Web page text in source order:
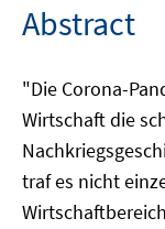
Abstract
"Die Corona-
Wirtschaft die
traf es nicht